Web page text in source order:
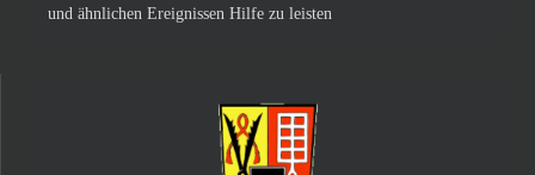
und ähnlichen Ereignissen Hilfe zu leisten